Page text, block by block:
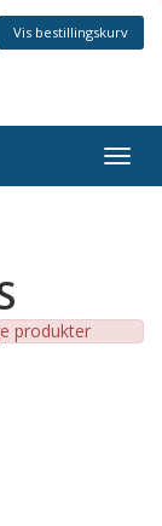
Vis bestillingskurv
produkter